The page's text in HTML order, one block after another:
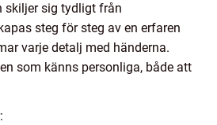
skiljer sig tydligt från
steg för steg av en erfaren
varje detalj med händerna.
som känns personliga, både att